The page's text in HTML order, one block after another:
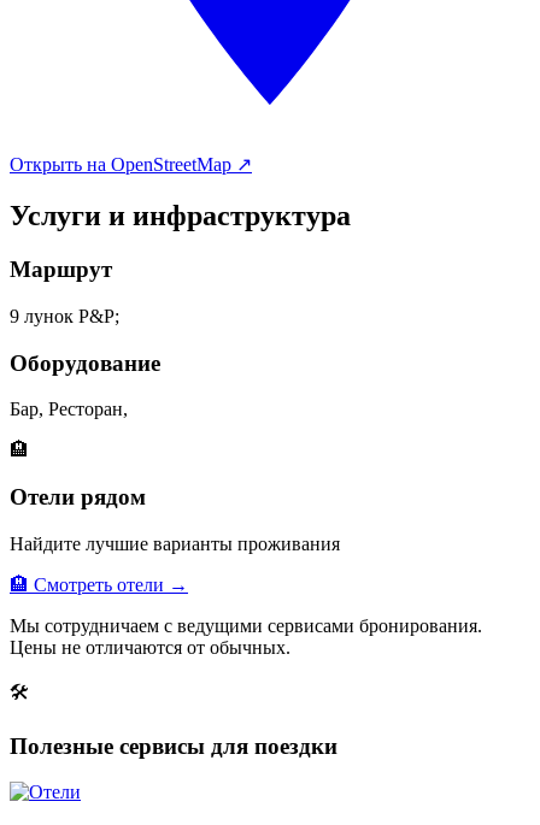
Открыть на OpenStreetMap ↗
Услуги и инфраструктура
Маршрут
9 лунок P&P;
Оборудование
Бар, Ресторан,
🏨
Отели рядом
Найдите лучшие варианты проживания
🏨 Смотреть отели →
Мы сотрудничаем с ведущими сервисами бронирования.
Цены не отличаются от обычных.
🛠
Полезные сервисы для поездки